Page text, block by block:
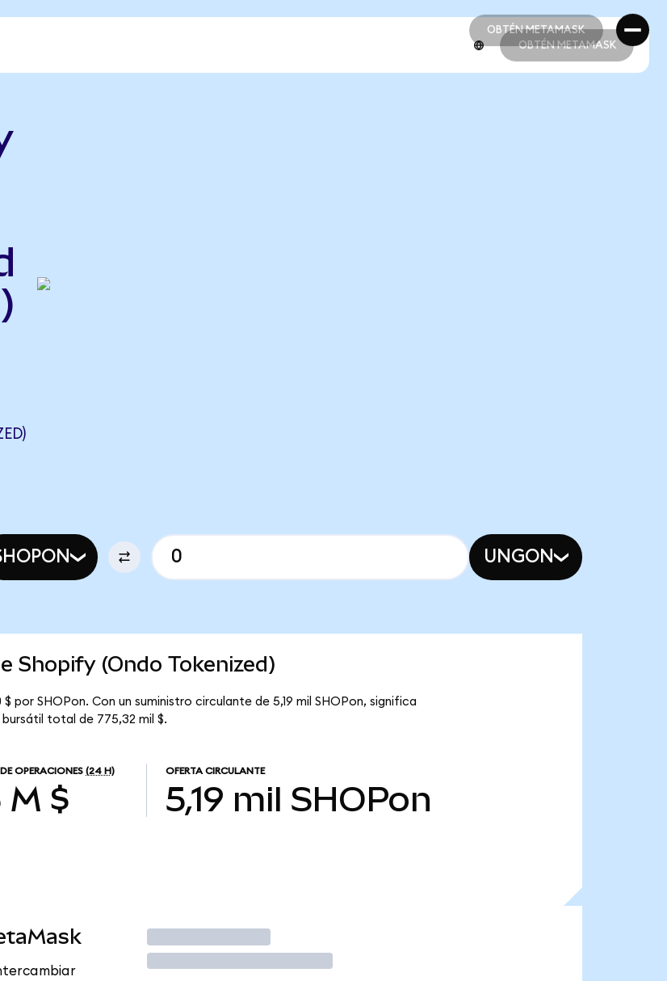
OBTÉN METAMASK
OBTÉN METAMASK
OBTÉN METAMASK
UNGON
Shopify (Ondo Tokenized)
por SHOPon. Con un suministro circulante de 5,19 mil SHOPon, significa
total de 775,32 mil $.
OPERACIONES (24 H)
M $
OFERTA CIRCULANTE
5,19 mil SHOPon
Operar